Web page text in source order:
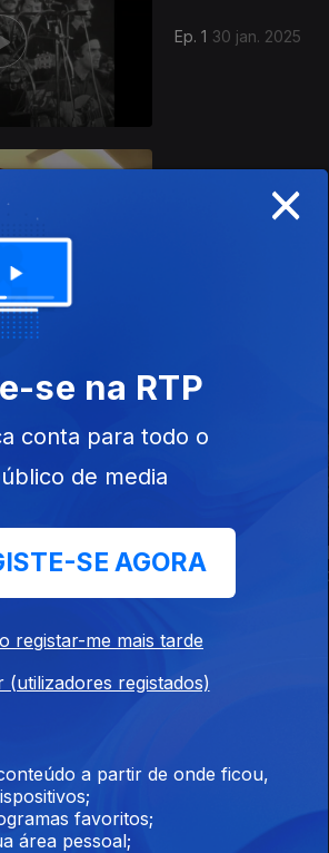
Ep. 1 30 jan. 2025
faz parte de
de Arte e Cultura
1874 - O Despertar
do Impressionismo
Hieronymus
- O Jardim
Sonhos
aplicação
×
se na RTP
conta para todo o
de media
SE AGORA
registar-me mais tarde
(utilizadores registados)
a partir de onde ficou,
favoritos;
área pessoal;